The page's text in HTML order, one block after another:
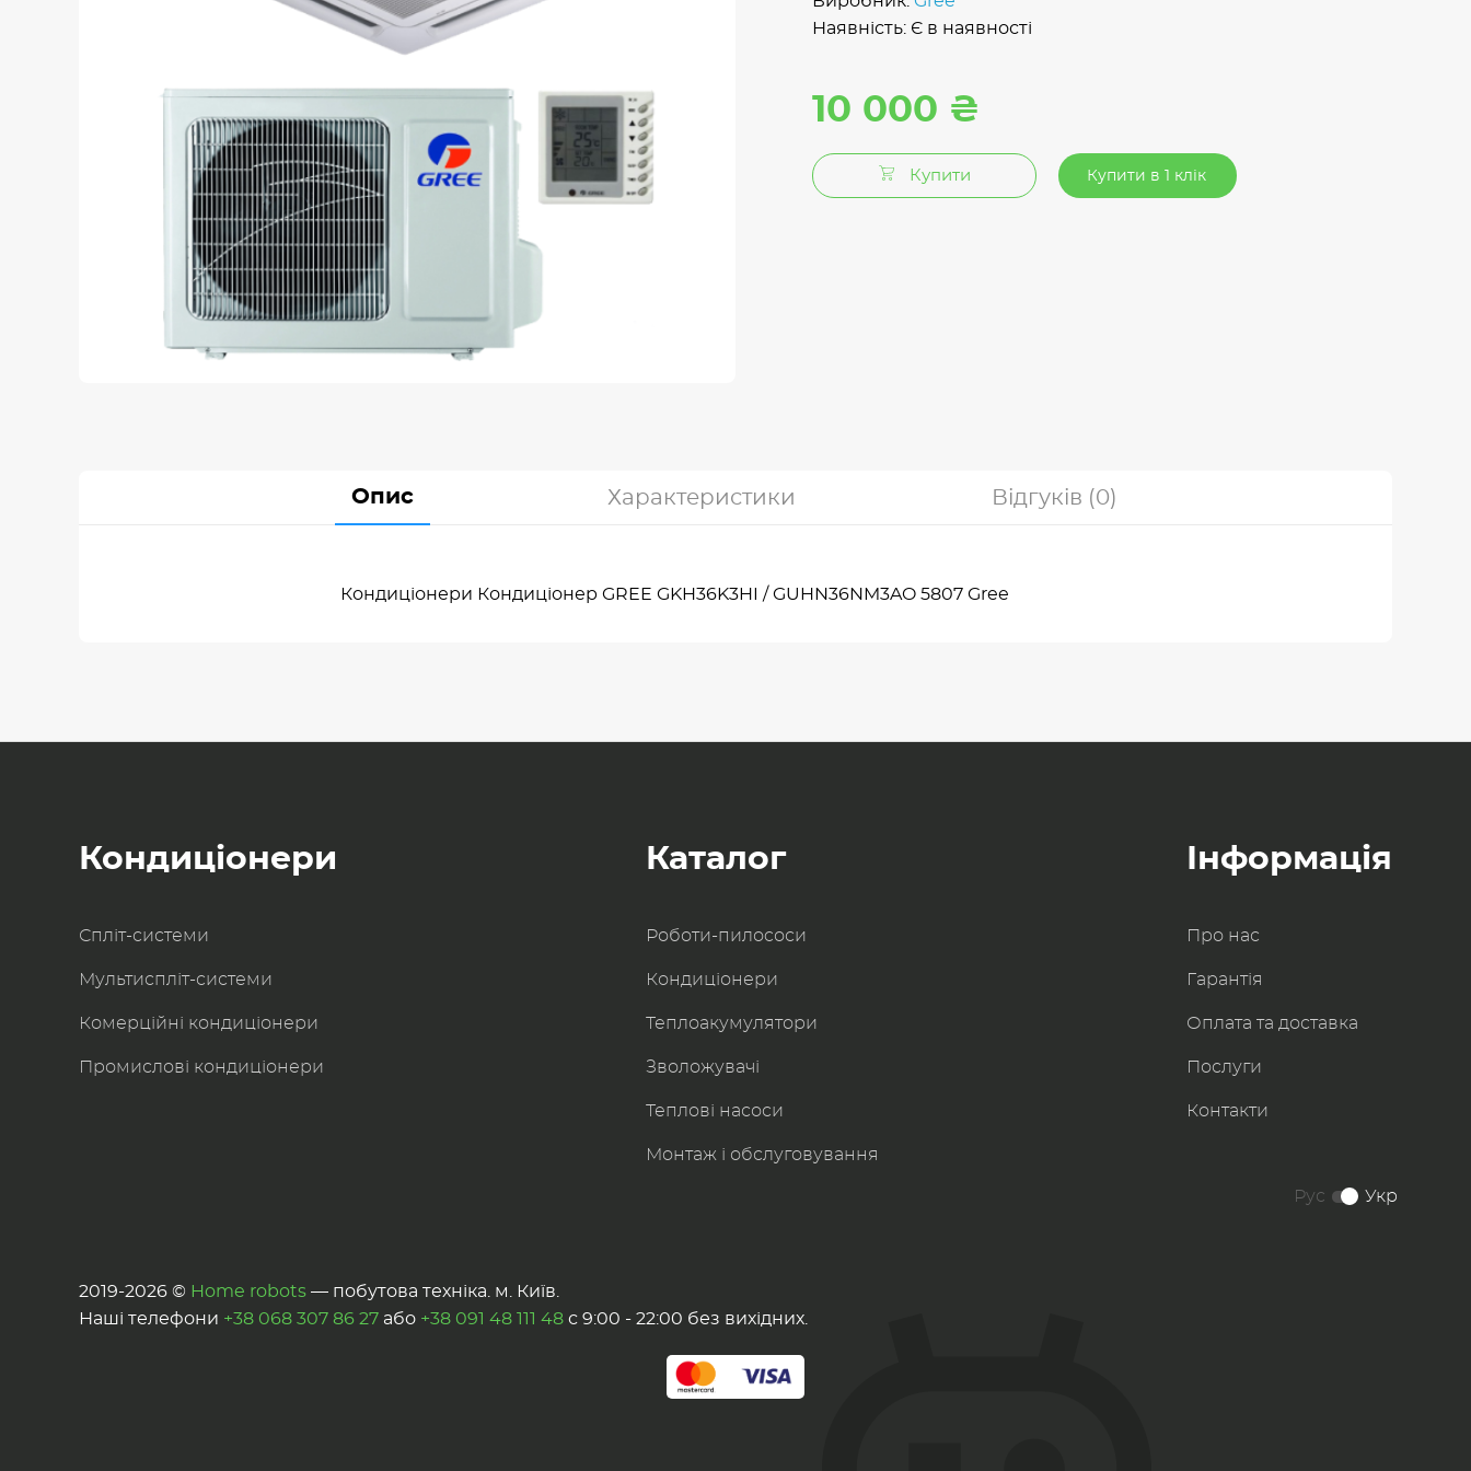
Наявність: Є в наявності
10 000 ₴
Купити Купити в 1 клік
Опис Характеристики Відгуків (0)
Кондиціонери Кондиціонер GREE GKH36K3HI / GUHN36NM3AO 5807 Gree
Кондиціонери
Спліт-системи
Мультиспліт-системи
Комерційні кондиціонери
Промислові кондиціонери
Каталог
Роботи-пилоcоси
Кондиціонери
Теплоакумулятори
Зволожувачі
Теплові насоси
Монтаж і обслуговування
Інформація
Про нас
Гарантія
Оплата та доставка
Послуги
Контакти
2019-2026 © Home robots — побутова техніка. м. Київ.
Наші телефони +38 068 307 86 27 або +38 091 48 111 48 с 9:00 - 22:00 без вихідних.
Рус Укр